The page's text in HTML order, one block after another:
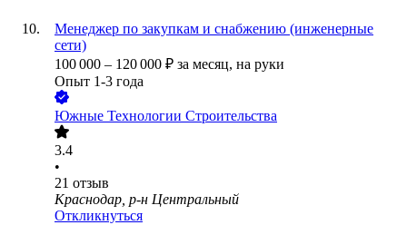
Менеджер по закупкам и снабжению (инженерные
сети)
100 000 – 120 000 ₽ за месяц, на руки
Опыт 1-3 года
Южные Технологии Строительства
3.4
•
21 отзыв
Краснодар, р-н Центральный
Откликнуться